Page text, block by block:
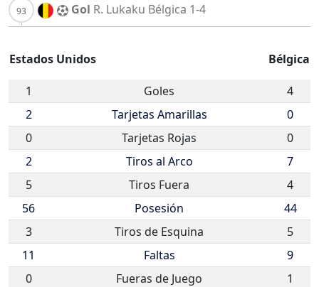
Gol R. Lukaku Bélgica 1-4
Estados Unidos Bélgica
1 Goles
4
2
Tarjetas Amarillas
0
0
Tarjetas Rojas
0
2
Tiros al Arco
7
5
Tiros Fuera
4
56
Posesión
44
3
Tiros de Esquina
5
11
Faltas
9
0
Fueras de Juego 1